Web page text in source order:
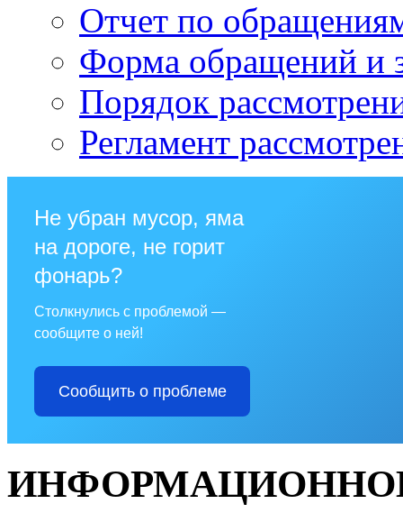
Отчет по
Форма обращений и
Порядок
Регламент
Не убран мусор, яма
на дороге, не горит
фонарь?
Столкнулись с проблемой —
сообщите о ней!
Сообщить о проблеме